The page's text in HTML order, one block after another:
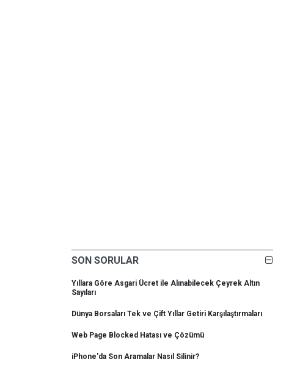
SON SORULAR
Yıllara Göre Asgari Ücret ile Alınabilecek Çeyrek Altın
Sayıları
Dünya Borsaları Tek ve Çift Yıllar Getiri Karşılaştırmaları
Web Page Blocked Hatası ve Çözümü
iPhone'da Son Aramalar Nasıl Silinir?